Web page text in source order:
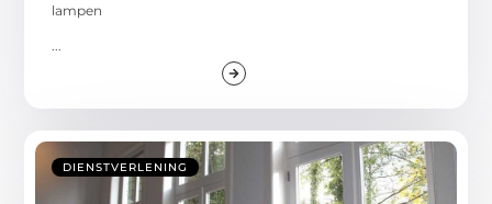
lampen
...
DIENSTVERLENING